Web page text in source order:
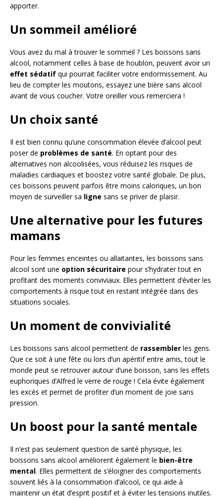
apporter.
Un sommeil amélioré
Vous avez du mal à trouver le sommeil ? Les boissons sans
alcool, notamment celles à base de houblon, peuvent avoir un
effet sédatif qui pourrait faciliter votre endormissement. Au
lieu de compter les moutons, essayez une bière sans alcool
avant de vous coucher. Votre oreiller vous remerciera !
Un choix santé
Il est bien connu qu’une consommation élevée d’alcool peut
poser de problèmes de santé. En optant pour des
alternatives non alcoolisées, vous réduisez les risques de
maladies cardiaques et boostez votre santé globale. De plus,
ces boissons peuvent parfois être moins caloriques, un bon
moyen de surveiller sa ligne sans se priver de plaisir.
Une alternative pour les futures
mamans
Pour les femmes enceintes ou allaitantes, les boissons sans
alcool sont une option sécuritaire pour s’hydrater tout en
profitant des moments conviviaux. Elles permettent d’éviter les
comportements à risque tout en restant intégrée dans des
situations sociales.
Un moment de convivialité
Les boissons sans alcool permettent de rassembler les gens.
Que ce soit à une fête ou lors d’un apéritif entre amis, tout le
monde peut se retrouver autour d’une boisson, sans les effets
euphoriques d’Alfred le verre de rouge ! Cela évite également
les excès et permet de profiter d’un moment de joie sans
pression.
Un boost pour la santé mentale
Il n’est pas seulement question de santé physique, les
boissons sans alcool améliorent également le bien-être
mental. Elles permettent de s’éloigner des comportements
souvent liés à la consommation d’alcool, ce qui aide à
maintenir un état d’esprit positif et à éviter les tensions inutiles.